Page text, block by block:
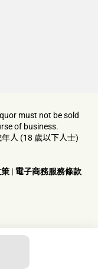
must not be sold
of business.
人 (18 歲以下人士)
|電子商務服務條款